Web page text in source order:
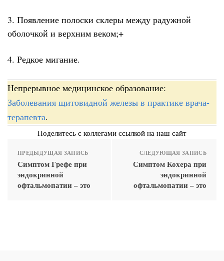
3. Появление полоски склеры между радужной
оболочкой и верхним веком;+
4. Редкое мигание.
Непрерывное медицинское образование:
Заболевания щитовидной железы в практике врача-
терапевта.
Поделитесь с коллегами ссылкой на наш сайт
ПРЕДЫДУЩАЯ ЗАПИСЬ
Симптом Грефе при
эндокринной
офтальмопатии – это
СЛЕДУЮЩАЯ ЗАПИСЬ
Симптом Кохера при
эндокринной
офтальмопатии – это